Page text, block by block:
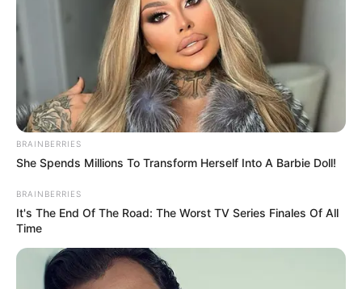
A proposta garante aos profissionais adicional de
, além de aposentadoria especial devido aos riscos
inerentes às funções desempenhadas e determina que estados,
Distrito Federal e municípios assumam o compromisso de
estabelecer outras vantagens, como auxílios, incentivos,
gratificações e indenizações com o objetivo de valorizar o trabalho
dos profissionais.
BRAINBERRIES
She Spends Millions To Transform Herself Into A Barbie Doll!
BRAINBERRIES
It's The End Of The Road: The Worst TV Series Finales Of All
Time